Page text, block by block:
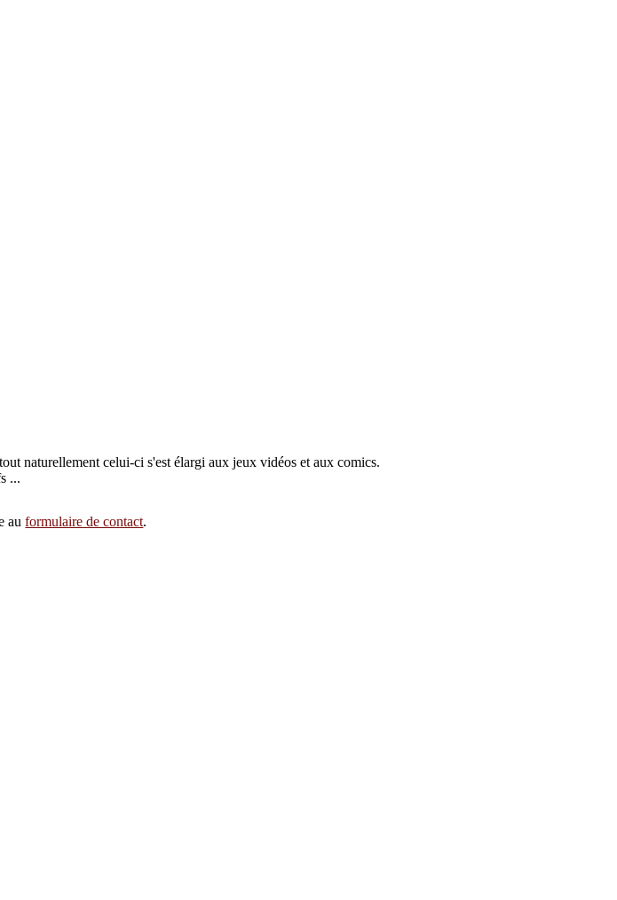
naturellement celui-ci s'est élargi aux jeux vidéos et aux comics.
...
auformulaire de contact.